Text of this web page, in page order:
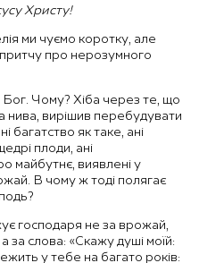
Христу!
ми чуємо коротку, але
притчу про нерозумного
Чому? Хіба через те, що
нива, вирішив перебудувати
багатство як таке, ані
плоди, ані
майбутнє, виявлені у
В чому ж тоді полягає
господаря не за врожай,
за слова: «Скажу душі моїй:
у тебе на багато років: